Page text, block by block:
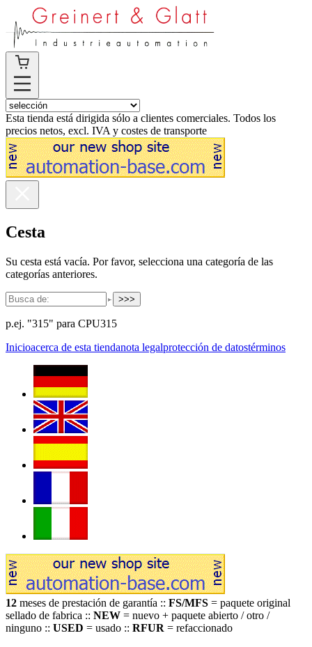
Esta tienda está dirigida sólo a clientes comerciales. Todos los
precios netos, excl. IVA y costes de transporte
Cesta
Su cesta está vacía. Por favor, selecciona una categoría de las
categorías anteriores.
>>>
p.ej. "315" para CPU315
Inicioacerca de esta tiendanota legalprotección de datostérminos
12 meses de prestación de garantía :: FS/MFS = paquete original
sellado de fabrica :: NEW = nuevo + paquete abierto / otro /
ninguno :: USED = usado :: RFUR = refaccionado